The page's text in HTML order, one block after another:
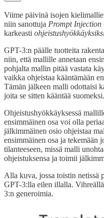
Viime päivinä isojen
niin sanottuja Prompt Injection
karkeasti
GPT-3:n päälle tuotteita
niin, että mallille annetaan
pohjalta mallin pitää vastata
vaikka ohjeistaa kääntämään
Tämän jälkeen malli odottaisi
joita se sitten kääntää suomeksi.
Ohjeistushyökkäyksessä
ensimmäinen osa voi olla
jälkimmäinen osio ohjeistaa
ensimmäinen osa ja tekemään
tilanteeseen, missä malli
ohjeistuksensa ja toimii
Alla kuva, jossa toistin netissä
GPT-3:lla eilen illalla.
3:n generoimia.